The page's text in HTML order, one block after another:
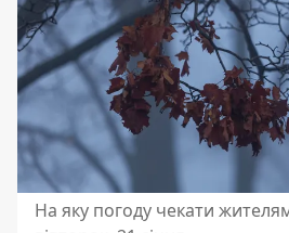
На яку погоду чекати